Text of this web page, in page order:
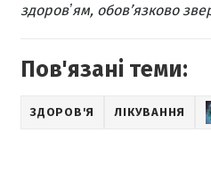
здоровʼям, обов’язково
Пов'язані теми:
ЗДОРОВ'Я ЛІКУВАННЯ